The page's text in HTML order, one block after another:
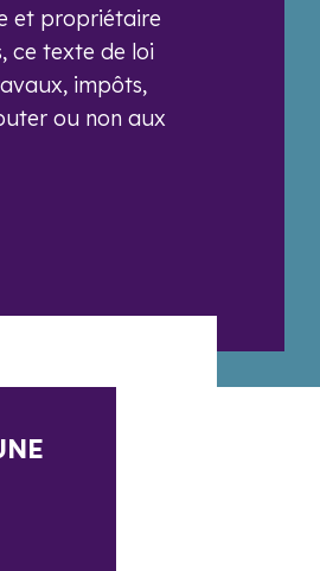
et propriétaire
ce texte de loi
impôts,
ou non aux